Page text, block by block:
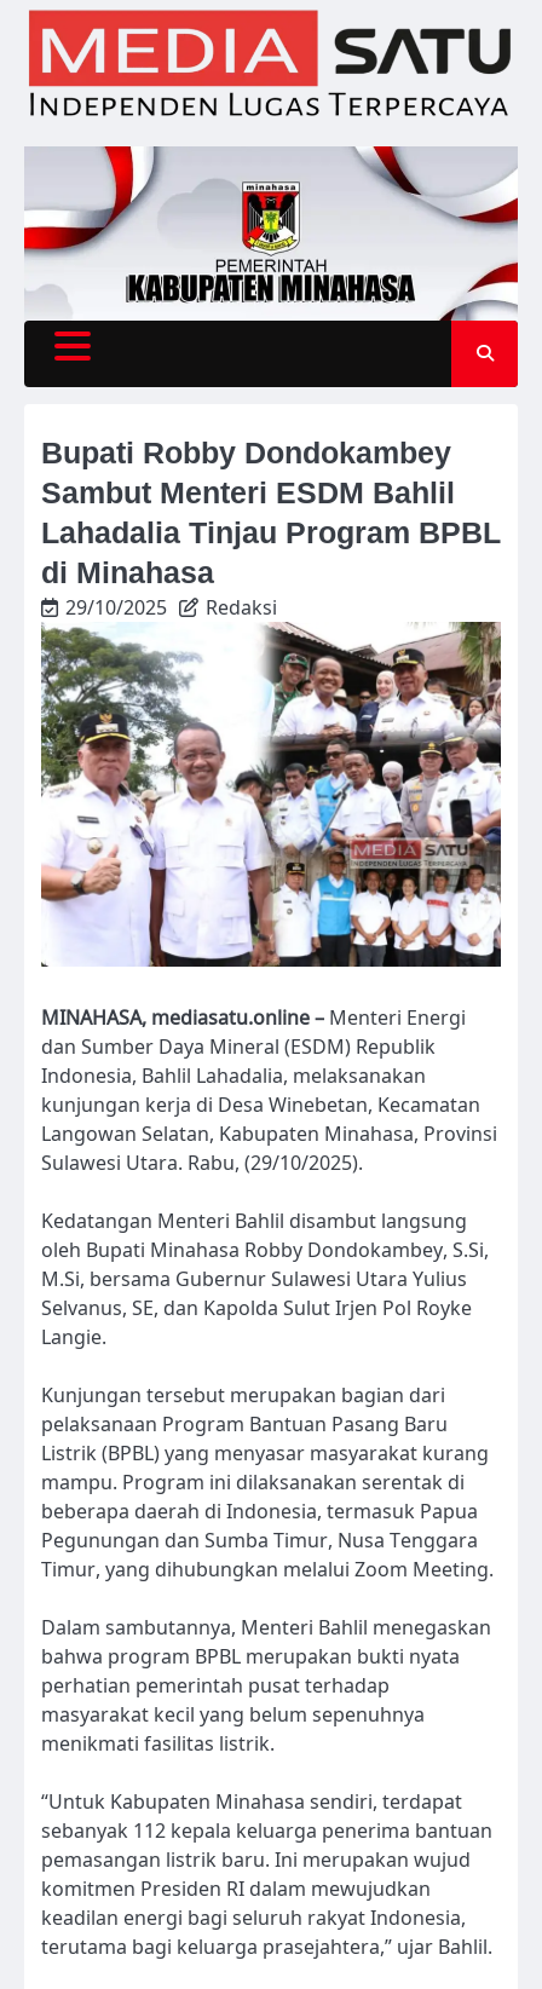
Skip
content
Bupati Robby Dondokambey
Sambut Menteri ESDM Bahlil
Lahadalia Tinjau Program BPBL
di Minahasa
29/10/2025 Redaksi
MINAHASA, mediasatu.online – Menteri Energi
dan Sumber Daya Mineral (ESDM) Republik
Indonesia, Bahlil Lahadalia, melaksanakan
kunjungan kerja di Desa Winebetan, Kecamatan
Langowan Selatan, Kabupaten Minahasa, Provinsi
Sulawesi Utara. Rabu, (29/10/2025).
Kedatangan Menteri Bahlil disambut langsung
oleh Bupati Minahasa Robby Dondokambey, S.Si,
M.Si, bersama Gubernur Sulawesi Utara Yulius
Selvanus, SE, dan Kapolda Sulut Irjen Pol Royke
Langie.
Kunjungan tersebut merupakan bagian dari
pelaksanaan Program Bantuan Pasang Baru
Listrik (BPBL) yang menyasar masyarakat kurang
mampu. Program ini dilaksanakan serentak di
beberapa daerah di Indonesia, termasuk Papua
Pegunungan dan Sumba Timur, Nusa Tenggara
Timur, yang dihubungkan melalui Zoom Meeting.
Dalam sambutannya, Menteri Bahlil menegaskan
bahwa program BPBL merupakan bukti nyata
perhatian pemerintah pusat terhadap
masyarakat kecil yang belum sepenuhnya
menikmati fasilitas listrik.
“Untuk Kabupaten Minahasa sendiri, terdapat
sebanyak 112 kepala keluarga penerima bantuan
pemasangan listrik baru. Ini merupakan wujud
komitmen Presiden RI dalam mewujudkan
keadilan energi bagi seluruh rakyat Indonesia,
terutama bagi keluarga prasejahtera,” ujar Bahlil.